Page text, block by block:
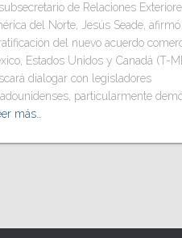
de Relaciones
del Norte, Jesús Seade,
del nuevo acuerdo
Estados Unidos y Canadá (T-
dialogar con legisladores
particularmente
más…